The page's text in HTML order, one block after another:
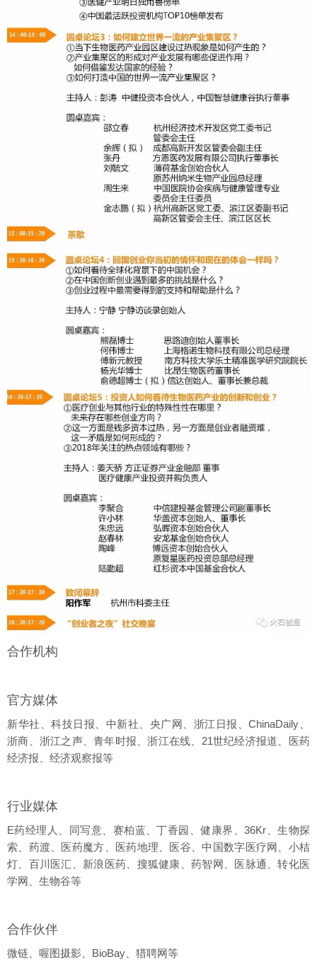
合作机构
官方媒体
新华社、科技日报、中新社、央广网、浙江日报、ChinaDaily、
浙商、浙江之声、青年时报、浙江在线、21世纪经济报道、医药
经济报、经济观察报等
行业媒体
E药经理人、同写意、赛柏蓝、丁香园、健康界、36Kr、生物探
索、药渡、医药魔方、医药地理、医谷、中国数字医疗网、小桔
灯、百川医汇、新浪医药、搜狐健康、药智网、医脉通、转化医
学网、生物谷等
合作伙伴
微链、喔图摄影、BioBay、猎聘网等